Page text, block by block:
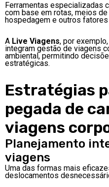
Ferramentas especializadas
com base em rotas, meios
hospedagem e outros
A Live Viagens, por
integram gestão de viagens
ambiental, permitindo
estratégicas.
Estratégias
pegada de
viagens
Planejamento
viagens
Uma das formas mais
deslocamentos